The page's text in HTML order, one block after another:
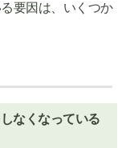
要因は、いくつか
なくなっている